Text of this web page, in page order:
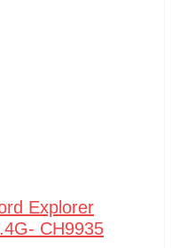
Explorer
CH9935